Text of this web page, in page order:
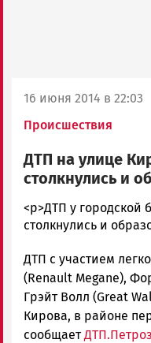
16 июня 2014 в 22:03
Происшествия
ДТП на улице
столкнулись и
admintimur
Новости
и
Карелии
|
Петрозаводск
ГОВОРИТ
<p>ДТП у городской
столкнулись и
ДТП с участием
(Renault Megane),
Грэйт Волл (Great
Кирова, в районе
сообщает